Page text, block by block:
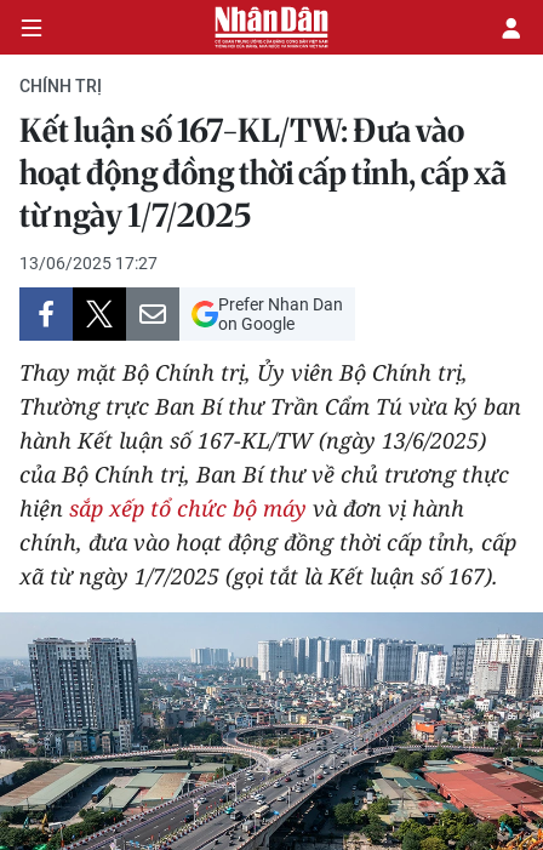
CHÍNH TRỊ
KINH TẾ
VĂN HÓA
XÃ HỘI
PHÁP LUẬT
DU LỊCH
THẾ GIỚI
THỂ THAO
GIÁO DỤC
Y TẾ
KHOA HỌC - CÔNG NGHỆ
MÔI TRƯỜNG
CHÍNH TRỊ
Kết luận số 167-KL/TW: Đưa vào
hoạt động đồng thời cấp tỉnh, cấp xã
từ ngày 1/7/2025
13/06/2025 17:27
Prefer Nhan Dan
on Google
Thay mặt Bộ Chính trị, Ủy viên Bộ Chính trị,
Thường trực Ban Bí thư Trần Cẩm Tú vừa ký ban
hành Kết luận số 167-KL/TW (ngày 13/6/2025)
của Bộ Chính trị, Ban Bí thư về chủ trương thực
hiện sắp xếp tổ chức bộ máy và đơn vị hành
chính, đưa vào hoạt động đồng thời cấp tỉnh, cấp
xã từ ngày 1/7/2025 (gọi tắt là Kết luận số 167).